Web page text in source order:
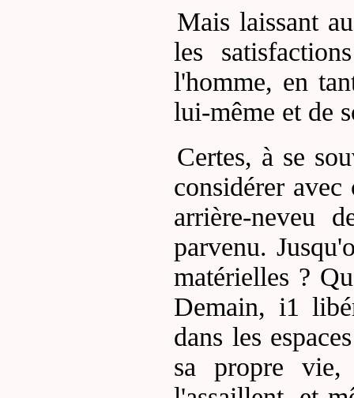
Mais laissant
les
l'homme, en
lui-même et de
Certes, à se
considérer
arrière-neveu
parvenu.
matérielles ?
Demain, i1
dans les
sa propre